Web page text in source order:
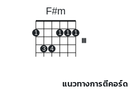
F#m
1
3 4
1 1 1
แนวทางการตีคอร์ด